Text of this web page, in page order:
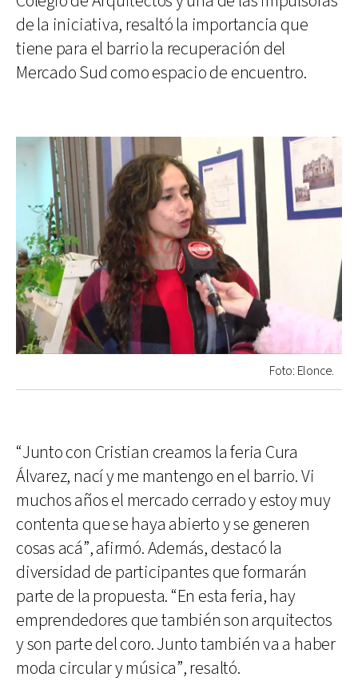
de la iniciativa, resaltó la importancia que
tiene para el barrio la recuperación del
Mercado Sud como espacio de encuentro.
Foto: Elonce.
“Junto con Cristian creamos la feria Cura
Álvarez, nací y me mantengo en el barrio. Vi
muchos años el mercado cerrado y estoy muy
contenta que se haya abierto y se generen
cosas acá”, afirmó. Además, destacó la
diversidad de participantes que formarán
parte de la propuesta. “En esta feria, hay
emprendedores que también son arquitectos
y son parte del coro. Junto también va a haber
moda circular y música”, resaltó.